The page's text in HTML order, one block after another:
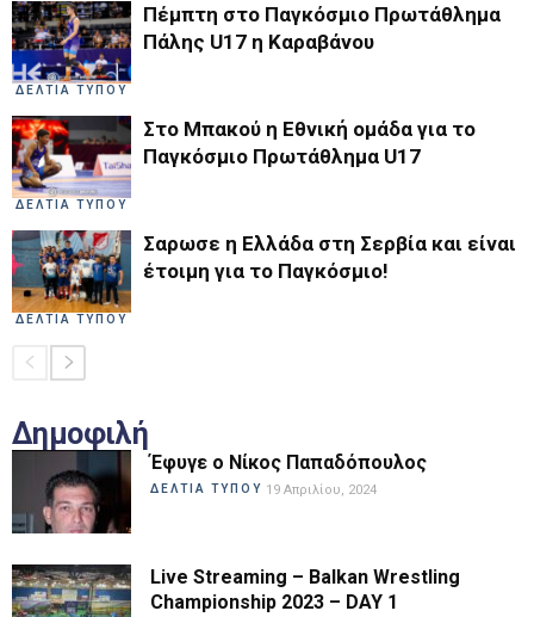
ΔΕΛΤΙΑ ΤΥΠΟΥ
Πέμπτη στο Παγκόσμιο Πρωτάθλημα
Πάλης U17 η Καραβάνου
ΔΕΛΤΙΑ ΤΥΠΟΥ
Στο Μπακού η Εθνική ομάδα για το
Παγκόσμιο Πρωτάθλημα U17
ΔΕΛΤΙΑ ΤΥΠΟΥ
Σαρωσε η Ελλάδα στη Σερβία και είναι
έτοιμη για το Παγκόσμιο!
Δημοφιλή
Έφυγε ο Νίκος Παπαδόπουλος
ΔΕΛΤΙΑ ΤΥΠΟΥ 19 Απριλίου, 2024
Live Streaming – Balkan Wrestling
Championship 2023 – DAY 1